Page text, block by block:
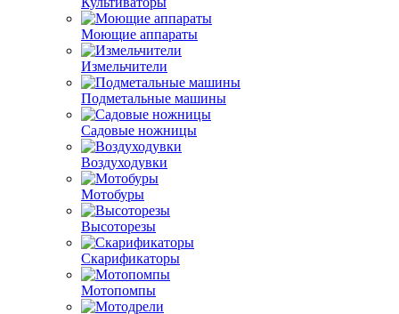
Моющие аппараты
Измельчители
Подметальные машины
Садовые ножницы
Воздуходувки
Мотобуры
Высоторезы
Скарификаторы
Мотопомпы